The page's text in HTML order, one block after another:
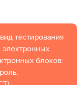
тестирования
электронных
блоков: